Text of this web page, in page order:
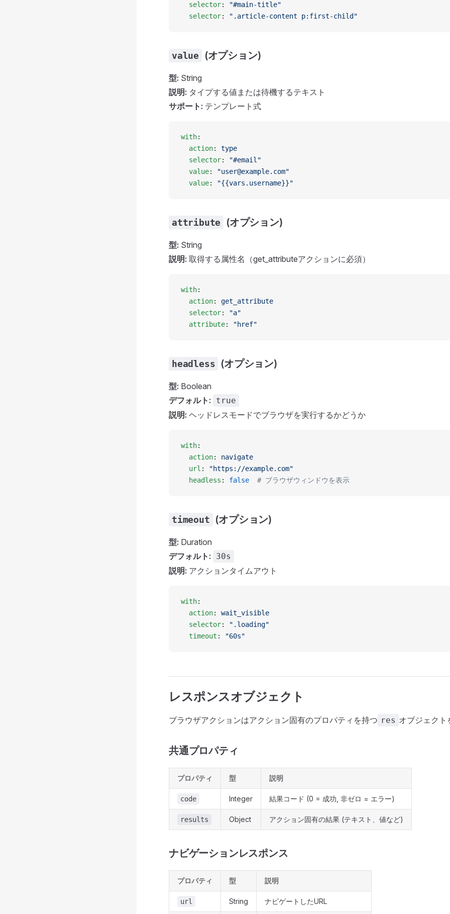
  selector
:
"#main-title"
  selector
: ".article-content p:first-child"
value (オプション)
型: String
説明: タイプする値または待機するテキスト
サポート: テンプレート式
with:
  action
: type
  selector
:
"#email"
  value
:
"user@example.com"
  value
: "{{vars.username}}"
attribute (オプション)
型: String
説明: 取得する属性名（get_attributeアクションに必須）
with:
  action
: get_attribute
  selector
:
"a"
  attribute
: "href"
headless (オプション)
型: Boolean
デフォルト:
true
説明: ヘッドレスモードでブラウザを実行するかどうか
with:
  action
: navigate
  url
:
"https://example.com"
  headless
: false
  # ブラウザウィンドウを表示
timeout (オプション)
型: Duration
デフォルト:
30s
説明: アクションタイムアウト
with:
  action
: wait_visible
  selector
:
".loading"
  timeout
: "60s"
レスポンスオブジェクト
ブラウザアクションはアクション固有のプロパティを持つ res オブジェクト
共通プロパティ
プロパティ 型 説明
code Integer 結果コード (0 = 成功, 非ゼロ = エラー)
results Object アクション固有の結果 (テキスト、値など)
ナビゲーションレスポンス
プロパティ 型 説明
url String ナビゲートしたURL